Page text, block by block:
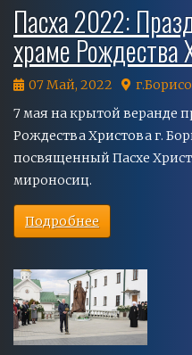
Пасха 2022:
храме Рождества
07 Май, 2022
7 мая на крытой веранде
Рождества Христова г.
посвященный Пасхе
мироносиц.
Подробнее